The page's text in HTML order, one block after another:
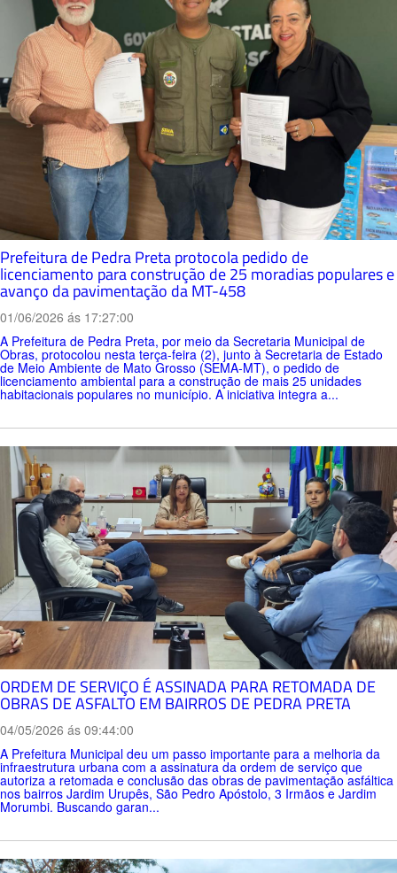
Prefeitura de Pedra Preta protocola pedido de
licenciamento para construção de 25 moradias populares e
avanço da pavimentação da MT-458
01/06/2026 ás 17:27:00
A Prefeitura de Pedra Preta, por meio da Secretaria Municipal de
Obras, protocolou nesta terça-feira (2), junto à Secretaria de Estado
de Meio Ambiente de Mato Grosso (SEMA-MT), o pedido de
licenciamento ambiental para a construção de mais 25 unidades
habitacionais populares no município. A iniciativa integra a...
ORDEM DE SERVIÇO É ASSINADA PARA RETOMADA DE
OBRAS DE ASFALTO EM BAIRROS DE PEDRA PRETA
04/05/2026 ás 09:44:00
A Prefeitura Municipal deu um passo importante para a melhoria da
infraestrutura urbana com a assinatura da ordem de serviço que
autoriza a retomada e conclusão das obras de pavimentação asfáltica
nos bairros Jardim Urupês, São Pedro Apóstolo, 3 Irmãos e Jardim
Morumbi. Buscando garan...